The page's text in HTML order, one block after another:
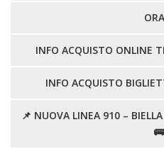
INFO ACQUISTO ONLINE
INFO ACQUISTO
📌 NUOVA LINEA 910 –
🚌